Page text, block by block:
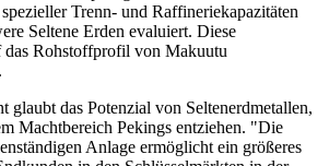
Trenn- und Raffineriekapazitäten
Seltene Erden evaluiert. Diese
das Rohstoffprofil von Makuutu
glaubt das Potenzial von Seltenerdmetallen,
Machtbereich Pekings entziehen. "Die
Anlage ermöglicht ein größeres